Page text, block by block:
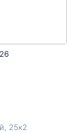
, 25к2